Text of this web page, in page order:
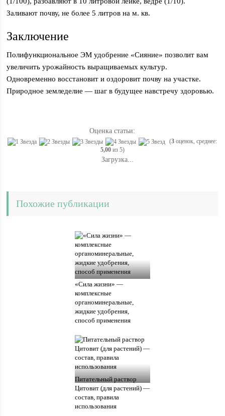
Заливают почву, не более 5 литров на м. кв.
Заключение
Полифункциональное ЭМ удобрение «Сияние» позволит вам
увеличить урожайность выращиваемых культур.
Одновременно восстановит и оздоровит почву на участке.
Природное земледелие — шаг в будущее навстречу здоровью.
Оценка статьи:
(3 оценок, среднее:
5,00из 5)
Загрузка...
Похожие публикации
«Сила жизни» —
комплексные
органоминеральные,
жидкие удобрения,
способ применения
Питательный раствор
Цитовит (для растений) —
состав, правила
использования